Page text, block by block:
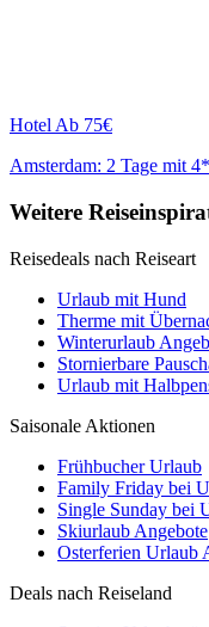
HotelAb 75€
Amsterdam: 2 Tage mit
Weitere
Reisedeals nach Reiseart
Urlaub mit Hund
Therme mit
Winterurlaub
Stornierbare
Urlaub mit
Saisonale Aktionen
Frühbucher Urlaub
Family Friday bei
Single Sunday bei
Skiurlaub Angebote
Osterferien Urlaub
Deals nach Reiseland